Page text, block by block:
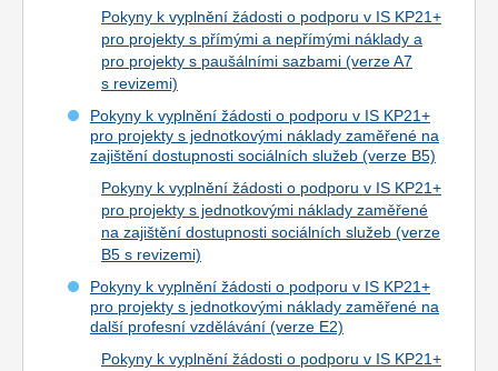
Pokyny k vyplnění žádosti o podporu v IS KP21+
pro projekty s přímými a nepřímými náklady a
pro projekty s paušálními sazbami (verze A7
s revizemi)
Pokyny k vyplnění žádosti o podporu v IS KP21+
pro projekty s jednotkovými náklady zaměřené na
zajištění dostupnosti sociálních služeb (verze B5)
Pokyny k vyplnění žádosti o podporu v IS KP21+
pro projekty s jednotkovými náklady zaměřené
na zajištění dostupnosti sociálních služeb (verze
B5 s revizemi)
Pokyny k vyplnění žádosti o podporu v IS KP21+
pro projekty s jednotkovými náklady zaměřené na
další profesní vzdělávání (verze E2)
Pokyny k vyplnění žádosti o podporu v IS KP21+